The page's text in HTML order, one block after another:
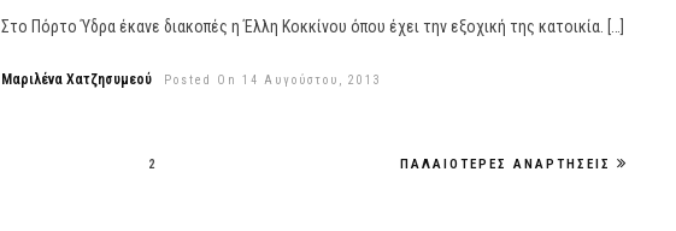
Στο Πόρτο Ύδρα έκανε διακοπές η Έλλη Κοκκίνου όπου έχει την εξοχική της κατοικία. […]
Μαριλένα Χατζησυμεού Posted On 14 Αυγούστου, 2013
2 ΠΑΛΑΙΌΤΕΡΕΣ ΑΝΑΡΤΉΣΕΙΣ